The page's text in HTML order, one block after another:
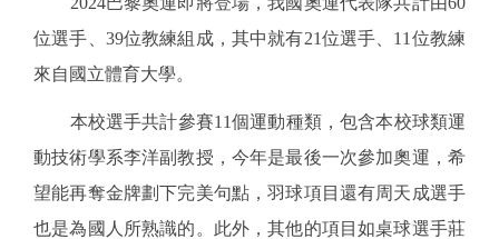
位選手、39位教練組成，其中就有21位選手、11位教練
來自國立體育大學。
本校選手共計參賽11個運動種類，包含本校球類運
動技術學系李洋副教授，今年是最後一次參加奧運，希
望能再奪金牌劃下完美句點，羽球項目還有周天成選手
也是為國人所熟識的。此外，其他的項目如桌球選手莊